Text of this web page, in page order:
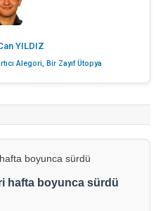
YILDIZ
Alegori, Bir Zayıf Ütopya
hafta boyunca sürdü